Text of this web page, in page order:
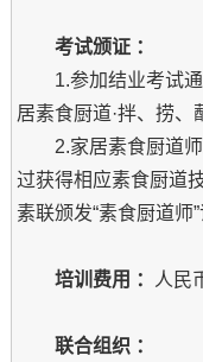
考试颁证 ：
1.参加结业考试
居素食厨道·拌、捞、
2.家居素食厨道
过获得相应素食厨道
素联颁发“素食厨道师”
培训费用 ： 人民
联合组织 ：